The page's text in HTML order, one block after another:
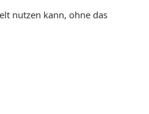
nutzen kann, ohne das